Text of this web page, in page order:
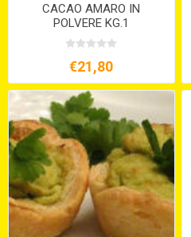
CACAO AMARO IN
POLVERE KG.1
€21,80